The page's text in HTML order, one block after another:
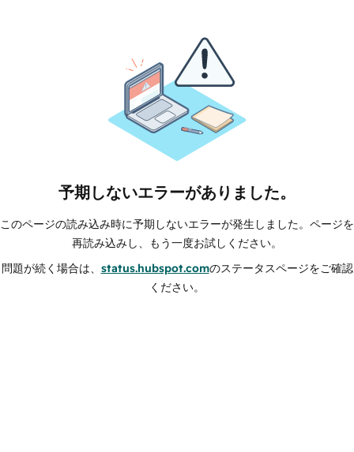
予期しないエラーがありました。
このページの読み込み時に予期しないエラーが発生しました。ページを
再読み込みし、もう一度お試しください。
問題が続く場合は、 status.hubspot.comのステータスページをご確認
ください。